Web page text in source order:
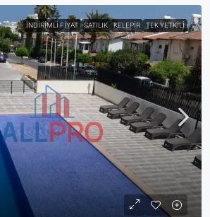
İNDIRIMLI FIYAT SATILIK KELEPIR TEK YETKILI